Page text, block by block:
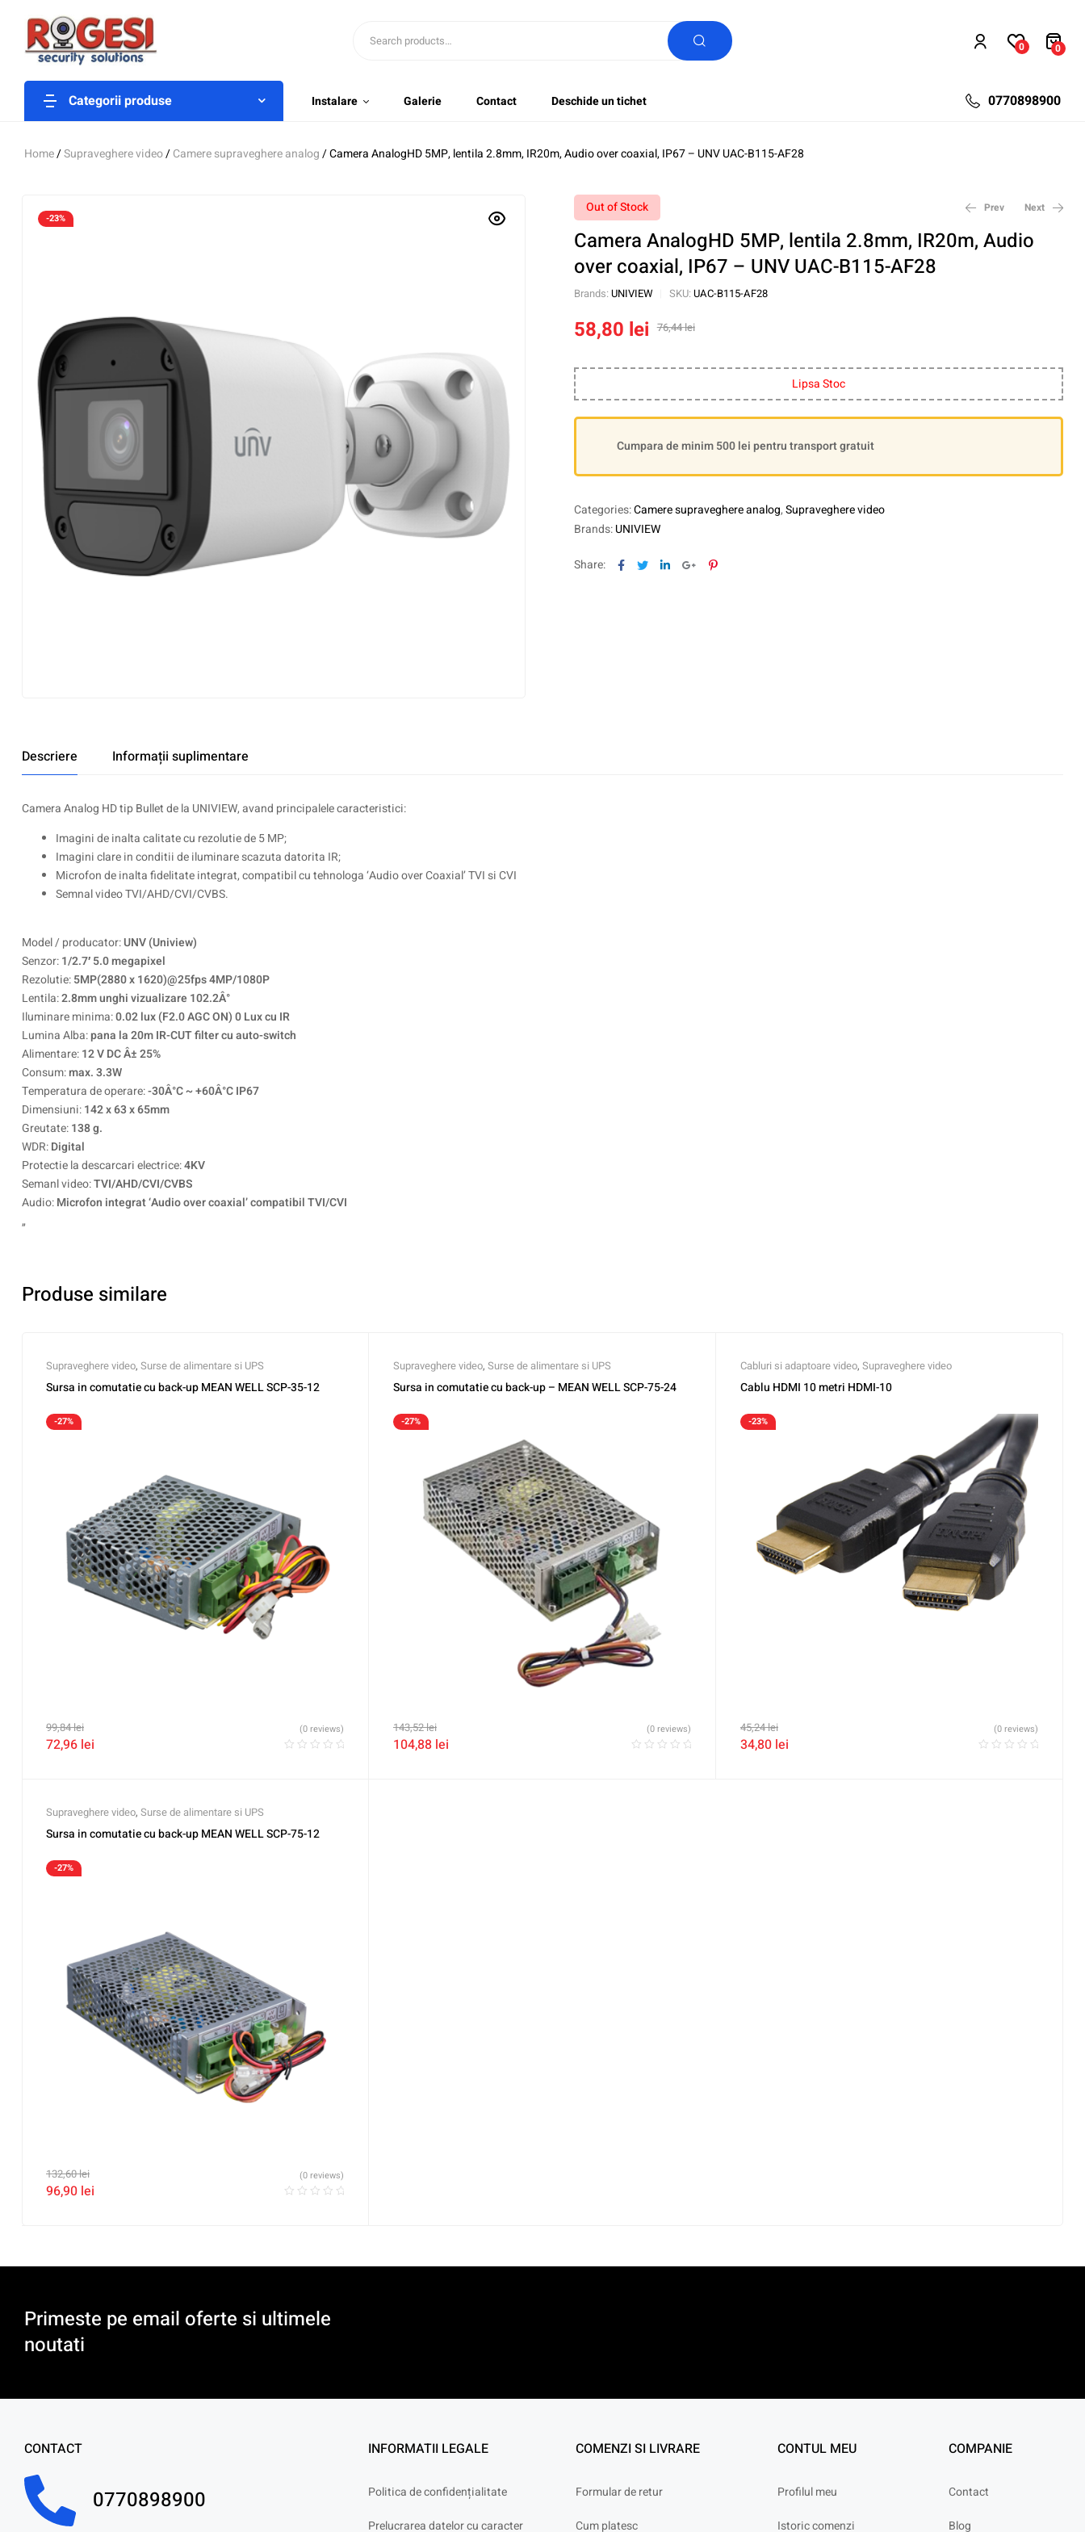
0 0
Categorii produse Instalare Galerie Contact Deschide un tichet 0770898900
Home/Supraveghere video/Camere supraveghere analog/ Camera AnalogHD 5MP, lentila 2.8mm, IR20m, Audio over coaxial, IP67 – UNV UAC-B115-AF28
-23%
Out of Stock Prev Next
Camera AnalogHD 5MP, lentila 2.8mm, IR20m, Audio
over coaxial, IP67 – UNV UAC-B115-AF28
Brands: UNIVIEW SKU: UAC-B115-AF28
76,44lei
58,80 lei
Lipsa Stoc
Cumpara de minim 500 lei pentru transport gratuit
Categories:Camere supraveghere analog,Supraveghere video
Brands:UNIVIEW
Share: Facebook
TwitterLinkedinGoogle+Pinterest
Descriere Informații suplimentare
Camera Analog HD tip Bullet de la UNIVIEW, avand principalele caracteristici:
Imagini de inalta calitate cu rezolutie de 5 MP;
Imagini clare in conditii de iluminare scazuta datorita IR;
Microfon de inalta fidelitate integrat, compatibil cu tehnologa ‘Audio over Coaxial’ TVI si CVI
Semnal video TVI/AHD/CVI/CVBS.
Model / producator:UNV (Uniview)
Senzor:1/2.7′ 5.0 megapixel
Rezolutie:5MP(2880 x 1620)@25fps 4MP/1080P
Lentila:2.8mm unghi vizualizare 102.2Â°
Iluminare minima:0.02 lux (F2.0 AGC ON) 0 Lux cu IR
Lumina Alba:pana la 20m IR-CUT filter cu auto-switch
Alimentare:12 V DC Â± 25%
Consum:max. 3.3W
Temperatura de operare:-30Â°C ~ +60Â°C IP67
Dimensiuni:142 x 63 x 65mm
Greutate:138 g.
WDR:Digital
Protectie la descarcari electrice:4KV
Semanl video:TVI/AHD/CVI/CVBS
Audio:Microfon integrat ‘Audio over coaxial’ compatibil TVI/CVI
„
Produse similare
Supraveghere video, Surse de alimentare si UPS
Sursa in comutatie cu back-up MEAN WELL SCP-35-12
-27%
99,84lei
72,96 lei
(0 reviews)
Supraveghere video, Surse de alimentare si UPS
Sursa in comutatie cu back-up – MEAN WELL SCP-75-24
-27%
143,52lei
104,88 lei
(0 reviews)
Cabluri si adaptoare video, Supraveghere video
Cablu HDMI 10 metri HDMI-10
-23%
45,24lei
34,80 lei
(0 reviews)
Supraveghere video, Surse de alimentare si UPS
Sursa in comutatie cu back-up MEAN WELL SCP-75-12
-27%
132,60lei
96,90 lei
(0 reviews)
Primeste pe email oferte si ultimele
noutati
CONTACT
0770898900
INFORMATII LEGALE
Politica de confidențialitate
Prelucrarea datelor cu caracter
COMENZI SI LIVRARE
Formular de retur
Cum platesc
CONTUL MEU
Profilul meu
Istoric comenzi
COMPANIE
Contact
Blog